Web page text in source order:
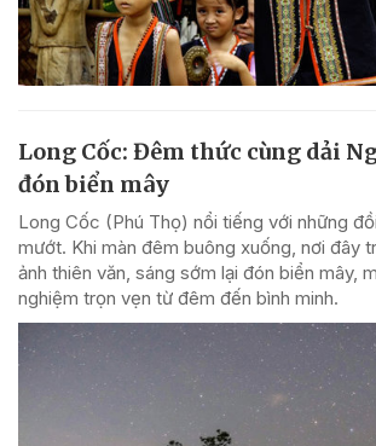
Long Cốc: Đêm thức cùng dải
đón biển mây
Long Cốc (Phú Thọ) nổi tiếng với những
mướt. Khi màn đêm buông xuống, nơi đây
ảnh thiên văn, sáng sớm lại đón biển mây,
nghiệm trọn vẹn từ đêm đến bình minh.